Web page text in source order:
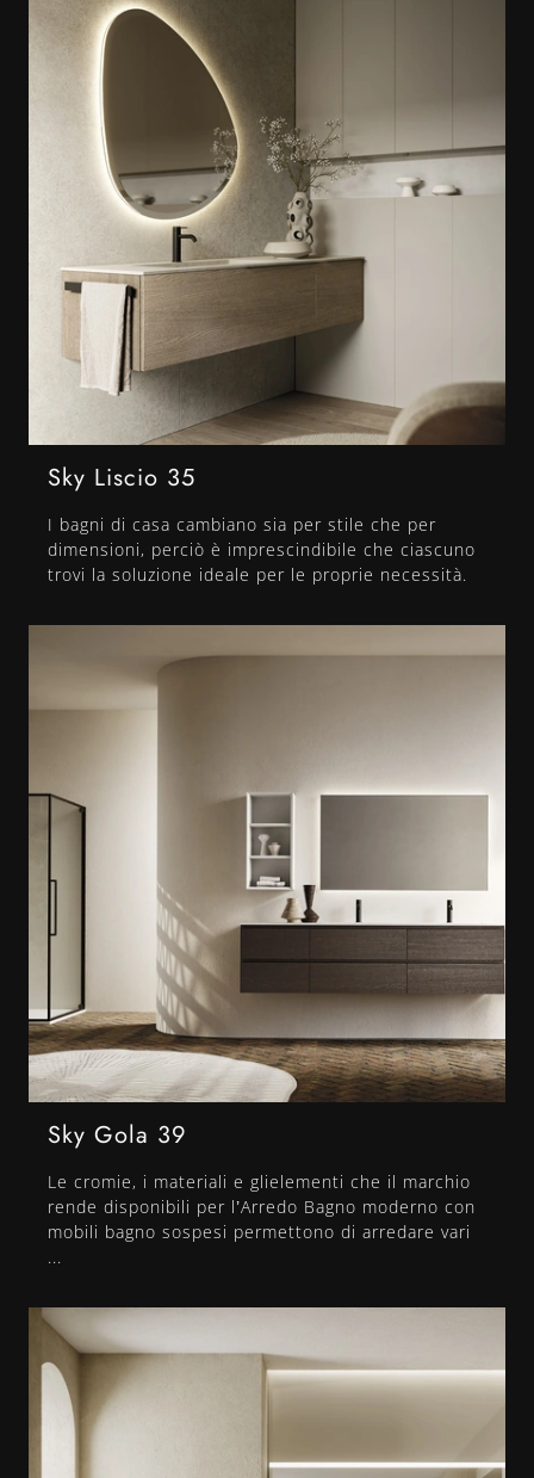
Sky Liscio 35
I bagni di casa cambiano sia per stile che per
dimensioni, perciò è imprescindibile che ciascuno
trovi la soluzione ideale per le proprie necessità.
Sky Gola 39
Le cromie, i materiali e glielementi che il marchio
rende disponibili per l’Arredo Bagno moderno con
mobili bagno sospesi permettono di arredare vari
...